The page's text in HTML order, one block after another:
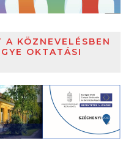
KÖZNEVELÉSBEN
OKTATÁSI